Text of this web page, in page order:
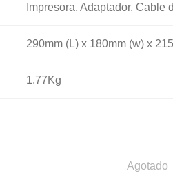
Impresora, Adaptador, Cable
290mm (L) x 180mm (w) x
1.77Kg
Agotado